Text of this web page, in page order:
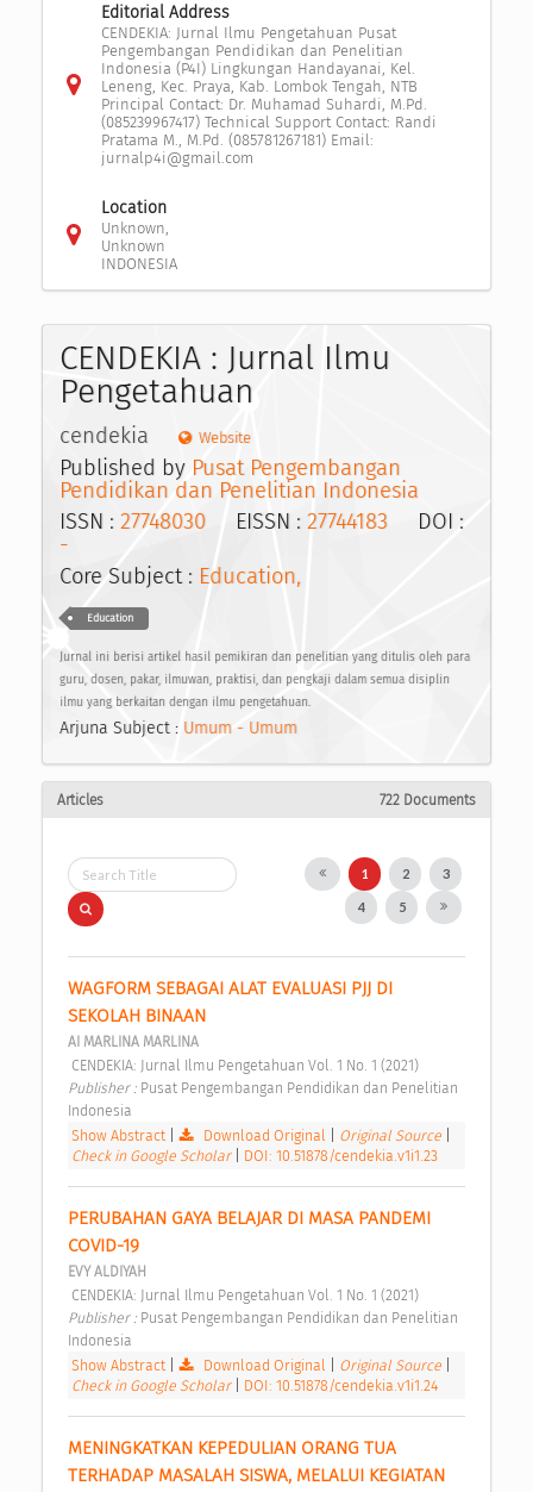
Editorial Address
CENDEKIA: Jurnal Ilmu Pengetahuan Pusat
Pengembangan Pendidikan dan Penelitian
Indonesia (P4I) Lingkungan Handayanai, Kel.
Leneng, Kec. Praya, Kab. Lombok Tengah, NTB
Principal Contact: Dr. Muhamad Suhardi, M.Pd.
(085239967417) Technical Support Contact: Randi
Pratama M., M.Pd. (085781267181) Email:
jurnalp4i@gmail.com
Location
Unknown,
Unknown
INDONESIA
CENDEKIA : Jurnal Ilmu
Pengetahuan
cendekia Website
Published by Pusat Pengembangan
Pendidikan dan Penelitian Indonesia
ISSN : 27748030 EISSN : 27744183 DOI :
-
Core Subject : Education,
Education
Jurnal ini berisi artikel hasil pemikiran dan penelitian yang ditulis oleh para
guru, dosen, pakar, ilmuwan, praktisi, dan pengkaji dalam semua disiplin
ilmu yang berkaitan dengan ilmu pengetahuan.
Arjuna Subject : Umum - Umum
Articles 722 Documents
1 2 3
4 5
WAGFORM SEBAGAI ALAT EVALUASI PJJ DI
SEKOLAH BINAAN
AI MARLINA MARLINA
CENDEKIA: Jurnal Ilmu Pengetahuan Vol. 1 No. 1 (2021)
Publisher : Pusat Pengembangan Pendidikan dan Penelitian
Indonesia
Show Abstract
Download Original Original Source
Check in Google Scholar
DOI: 10.51878/cendekia.v1i1.23
PERUBAHAN GAYA BELAJAR DI MASA PANDEMI
COVID-19
EVY ALDIYAH
CENDEKIA: Jurnal Ilmu Pengetahuan Vol. 1 No. 1 (2021)
Publisher : Pusat Pengembangan Pendidikan dan Penelitian
Indonesia
Show Abstract
Download Original Original Source
Check in Google Scholar
DOI: 10.51878/cendekia.v1i1.24
MENINGKATKAN KEPEDULIAN ORANG TUA
TERHADAP MASALAH SISWA, MELALUI KEGIATAN